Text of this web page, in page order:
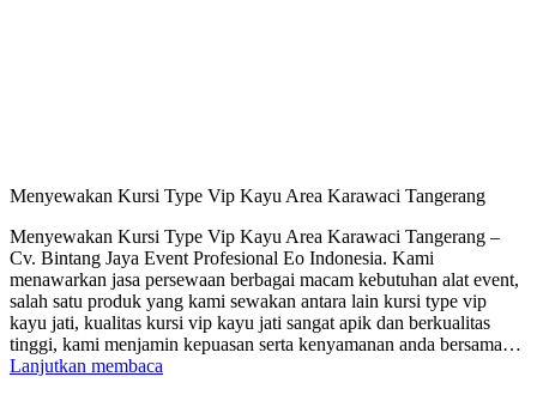
Menyewakan Kursi Type Vip Kayu Area Karawaci Tangerang
Menyewakan Kursi Type Vip Kayu Area Karawaci Tangerang –
Cv. Bintang Jaya Event Profesional Eo Indonesia. Kami
menawarkan jasa persewaan berbagai macam kebutuhan alat event,
salah satu produk yang kami sewakan antara lain kursi type vip
kayu jati, kualitas kursi vip kayu jati sangat apik dan berkualitas
tinggi, kami menjamin kepuasan serta kenyamanan anda bersama…
Lanjutkan membaca